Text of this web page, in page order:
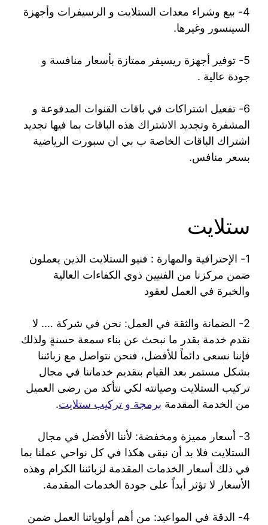
4- بيع وشراء معدات الستلايت و الرسيفرات وأجهزة
السينسور وغيرها.
5- توفير أجهزة ريسيفر ممتازة بأسعار منافسة و
جودة عالية .
6- تفعيل اشتراكات في باقات القنوات المدفوعة و
المشفرة وتجديد الاشتراك هذه الباقات بما فيها تجديد
اشتراك الباقات الخاصة ب بي ان سبورت الرياضية
بسعر منافس.
ستلايت
1- الإحترافية والمهارة : فنيو الستلايت الذين يعملون
ضمن مركزنا من الفنيين ذوي الكفاءات العالية
والخبرة في العمل لعقود
2- الضمانة والثقة في العمل: نحن في شركة …. لا
نقدم خدمة بقدر ما نبحث عن بناء سمعة حسنةٍ ولذلك
فإننا نسعى دائماً للأفضل، فنحن نتواصل مع زبائننا
بشكل مستمر بعد القيام بتقديم خدماتنا في مجال
تركيب الستلايت وصيانته لكي نتأكد من رضى العميل
من الخدمة المقدمة برمجة و تركيب ستلايت.
3- أسعار مميزة ومخفضة: لأننا الأفضل في مجال
الستلايت فلا بد أن نبقى هكذا في كل نواحي عملنا بما
في ذلك أسعار الخدمات المقدمة لزبائننا الكرام وهذه
الأسعار لا تؤثر أبداً على جودة الخدمات المقدمة.
4- الدقة في المواعيد: من أهم أولوياتنا العمل ضمن